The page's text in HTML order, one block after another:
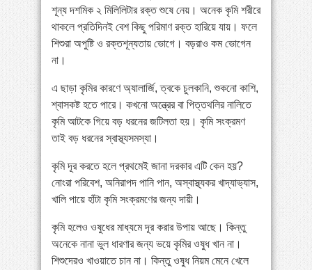
শূন্য দশমিক ২ মিলিলিটার রক্ত শুষে নেয়। অনেক কৃমি শরীরে
থাকলে প্রতিদিনই বেশ কিছু পরিমাণ রক্ত হারিয়ে যায়। ফলে
শিশুরা অপুষ্টি ও রক্তশূন্যতায় ভোগে। বড়রাও কম ভোগেন
না।
এ ছাড়া কৃমির কারণে অ্যালার্জি, ত্বকে চুলকানি, শুকনো কাশি,
শ্বাসকষ্ট হতে পারে। কখনো অন্ত্রের বা পিত্তথলির নালিতে
কৃমি আটকে গিয়ে বড় ধরনের জটিলতা হয়। কৃমি সংক্রমণ
তাই বড় ধরনের স্বাস্থ্যসমস্যা।
কৃমি দূর করতে হলে প্রথমেই জানা দরকার এটি কেন হয়?
নোংরা পরিবেশ, অনিরাপদ পানি পান, অস্বাস্থ্যকর খাদ্যাভ্যাস,
খালি পায়ে হাঁটা কৃমি সংক্রমণের জন্য দায়ী।
কৃমি হলেও ওষুধের মাধ্যমে দূর করার উপায় আছে। কিন্তু
অনেকে নানা ভুল ধারণার জন্য ভয়ে কৃমির ওষুধ খান না।
শিশুদেরও খাওয়াতে চান না। কিন্তু ওষুধ নিয়ম মেনে খেলে